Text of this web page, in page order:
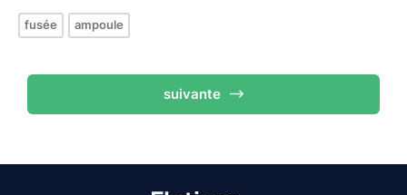
fusée ampoule
suivante